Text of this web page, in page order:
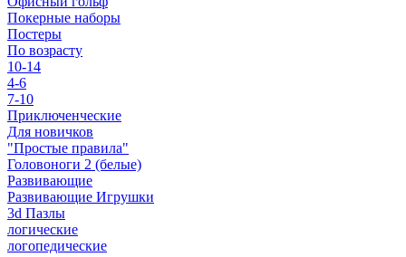
Покерные наборы
Постеры
По возрасту
10-14
4-6
7-10
Приключенческие
Для новичков
"Простые правила"
Головоноги 2 (белые)
Развивающие
Развивающие Игрушки
3d Пазлы
логические
логопедические